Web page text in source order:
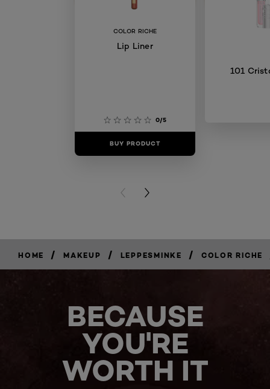
COLOR RICHE
Lip Liner
0/5
BUY PRODUCT
101
PREVIOUS CARD
NEXT CARD
HOME / MAKEUP / LEPPESMINKE / COLOR RICHE
BECAUSE
YOU'RE
WORTH IT